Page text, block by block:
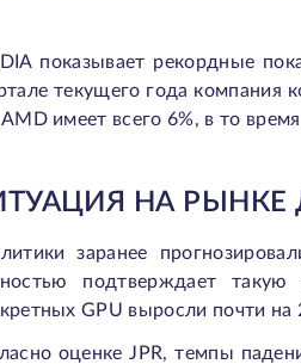
показывает рекордные
текущего года компания
AMD имеет всего 6%, в то
НА РЫНКЕ
заранее
подтверждает
GPU выросли почти
оценке JPR, темпы